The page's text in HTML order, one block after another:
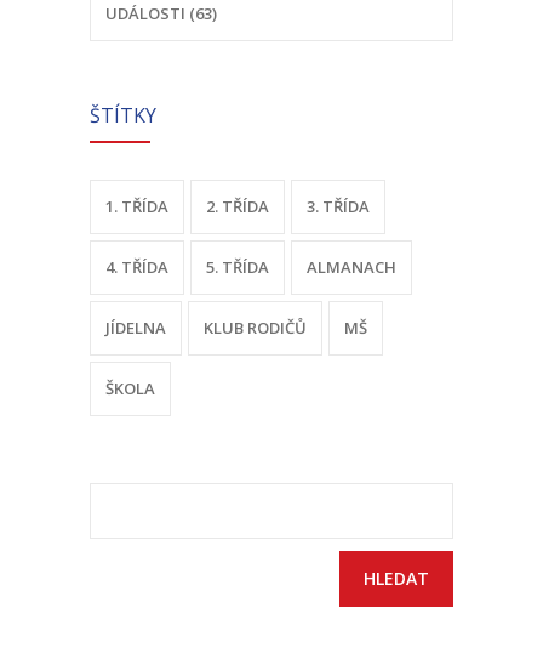
UDÁLOSTI (63)
ŠTÍTKY
1. TŘÍDA 2. TŘÍDA 3. TŘÍDA
4. TŘÍDA 5. TŘÍDA ALMANACH
JÍDELNA KLUB RODIČŮ MŠ
ŠKOLA